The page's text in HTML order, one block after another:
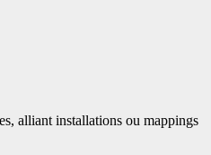
alliant installations ou mappings